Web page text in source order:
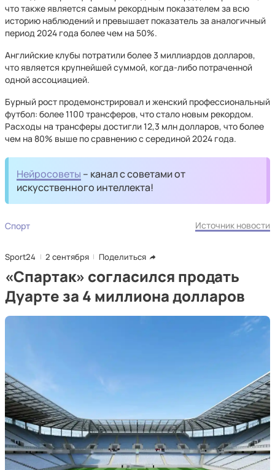
что также является самым рекордным показателем за всю
историю наблюдений и превышает показатель за аналогичный
период 2024 года более чем на 50%.
Английские клубы потратили более 3 миллиардов долларов,
что является крупнейшей суммой, когда‑либо потраченной
одной ассоциацией.
Бурный рост продемонстрировал и женский профессиональный
футбол: более 1100 трансферов, что стало новым рекордом.
Расходы на трансферы достигли 12,3 млн долларов, что более
чем на 80% выше по сравнению с серединой 2024 года.
Нейросоветы – канал с советами от
искусственного интеллекта!
Спорт Источник новости
Sport24 2 сентября Поделиться
«Спартак» согласился продать
Дуарте за 4 миллиона долларов